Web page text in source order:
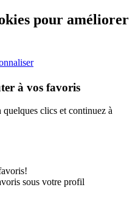
pour améliorer
à vos favoris
clics et continuez à
sous votre profil